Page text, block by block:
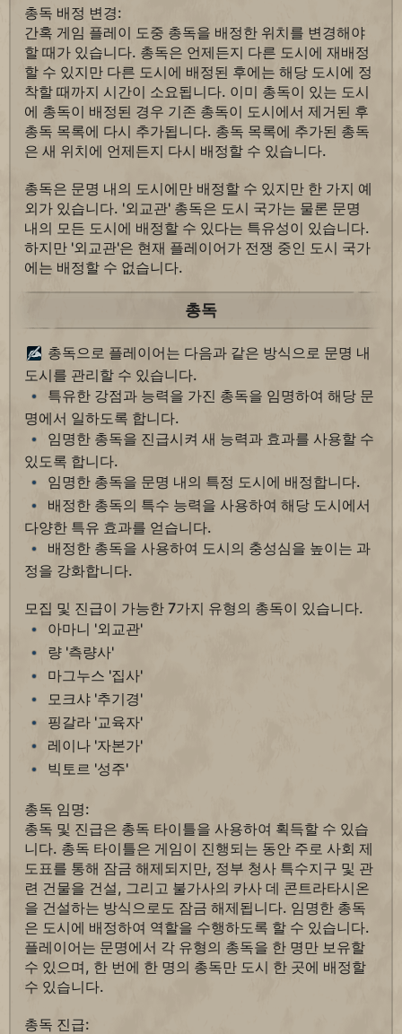
총독 배정 변경:
간혹 게임 플레이 도중 총독을 배정한 위치를 변경해야
할 때가 있습니다. 총독은 언제든지 다른 도시에 재배정
할 수 있지만 다른 도시에 배정된 후에는 해당 도시에 정
착할 때까지 시간이 소요됩니다. 이미 총독이 있는 도시
에 총독이 배정된 경우 기존 총독이 도시에서 제거된 후
총독 목록에 다시 추가됩니다. 총독 목록에 추가된 총독
은 새 위치에 언제든지 다시 배정할 수 있습니다.
총독은 문명 내의 도시에만 배정할 수 있지만 한 가지 예
외가 있습니다. '외교관' 총독은 도시 국가는 물론 문명
내의 모든 도시에 배정할 수 있다는 특유성이 있습니다.
하지만 '외교관'은 현재 플레이어가 전쟁 중인 도시 국가
에는 배정할 수 없습니다.
총독
총독으로 플레이어는 다음과 같은 방식으로 문명 내
도시를 관리할 수 있습니다.
특유한 강점과 능력을 가진 총독을 임명하여 해당 문
명에서 일하도록 합니다.
임명한 총독을 진급시켜 새 능력과 효과를 사용할 수
있도록 합니다.
임명한 총독을 문명 내의 특정 도시에 배정합니다.
배정한 총독의 특수 능력을 사용하여 해당 도시에서
다양한 특유 효과를 얻습니다.
배정한 총독을 사용하여 도시의 충성심을 높이는 과
정을 강화합니다.
모집 및 진급이 가능한 7가지 유형의 총독이 있습니다.
아마니 '외교관'
량 '측량사'
마그누스 '집사'
모크샤 '추기경'
핑갈라 '교육자'
레이나 '자본가'
빅토르 '성주'
총독 임명:
총독 및 진급은 총독 타이틀을 사용하여 획득할 수 있습
니다. 총독 타이틀은 게임이 진행되는 동안 주로 사회 제
도표를 통해 잠금 해제되지만, 정부 청사 특수지구 및 관
련 건물을 건설, 그리고 불가사의 카사 데 콘트라타시온
을 건설하는 방식으로도 잠금 해제됩니다. 임명한 총독
은 도시에 배정하여 역할을 수행하도록 할 수 있습니다.
플레이어는 문명에서 각 유형의 총독을 한 명만 보유할
수 있으며, 한 번에 한 명의 총독만 도시 한 곳에 배정할
수 있습니다.
총독 진급: